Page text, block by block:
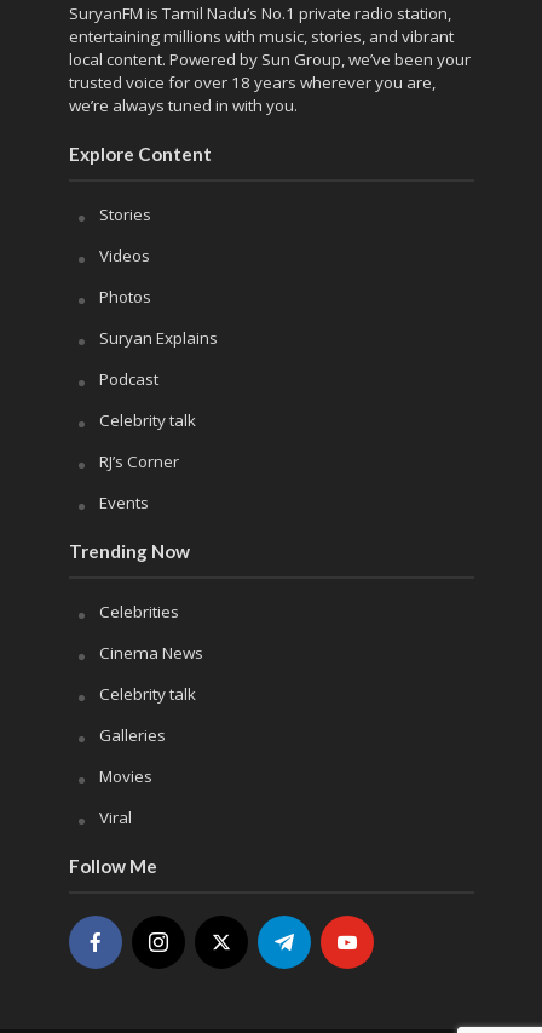
SuryanFM is Tamil Nadu’s No.1 private radio station,
entertaining millions with music, stories, and vibrant
local content. Powered by Sun Group, we’ve been your
trusted voice for over 18 years wherever you are,
we’re always tuned in with you.
Explore Content
Stories
Videos
Photos
Suryan Explains
Podcast
Celebrity talk
RJ’s Corner
Events
Trending Now
Celebrities
Cinema News
Celebrity talk
Galleries
Movies
Viral
Follow Me